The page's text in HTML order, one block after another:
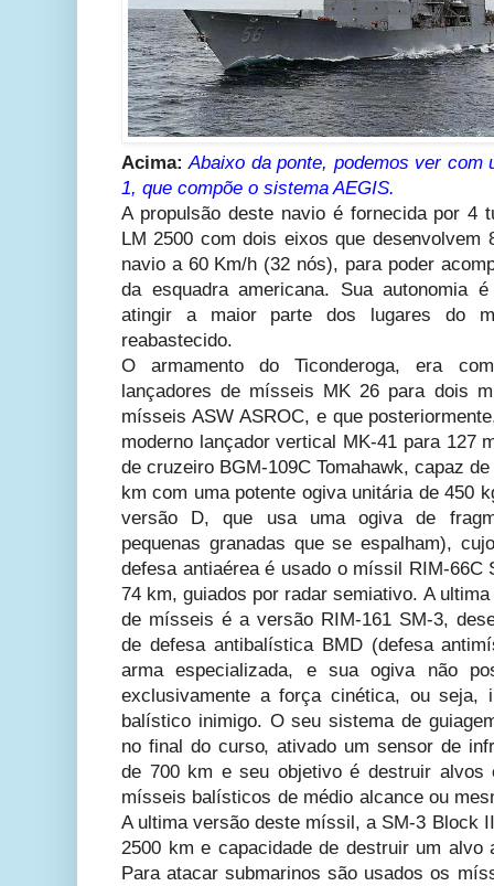
Acima:Abaixo da ponte, podemos ver com
1, que compõe o sistema AEGIS.
A propulsão deste navio é fornecida por 4
LM 2500 com dois eixos que desenvolvem
navio a 60 Km/h (32 nós), para poder
da esquadra americana. Sua autonomia
atingir a maior parte dos lugares do
reabastecido.
O armamento do Ticonderoga, era
lançadores de mísseis MK 26 para dois
mísseis ASW ASROC, e que
moderno lançador vertical MK-41 para 127
de cruzeiro BGM-109C Tomahawk, capaz
km com uma potente ogiva unitária de 450
versão D, que usa uma ogiva de
pequenas granadas que se espalham),
defesa antiaérea é usado o míssil RIM-66C
74 km, guiados por radar semiativo. A
de mísseis é a versão RIM-161 SM-3,
de defesa antibalística BMD (defesa
arma especializada, e sua ogiva não
exclusivamente a força cinética, ou seja,
balístico inimigo. O seu sistema de
no final do curso, ativado um sensor de
de 700 km e seu objetivo é destruir alvos
mísseis balísticos de médio alcance ou
A ultima versão deste míssil, a SM-3 Block
2500 km e capacidade de destruir um
Para atacar submarinos são usados os